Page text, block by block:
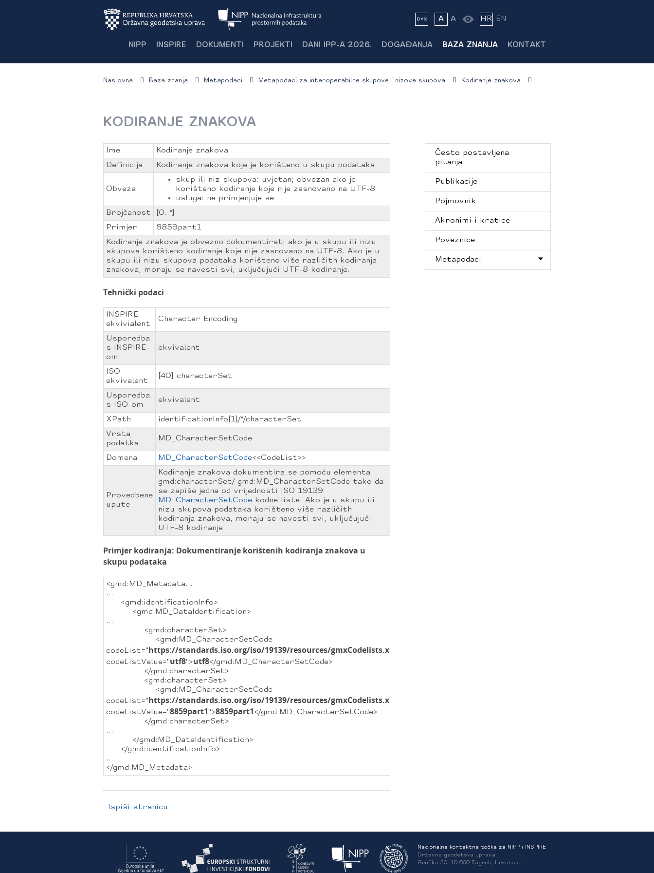
A A HR EN
NIPP INSPIRE DOKUMENTI PROJEKTI DANI IPP-A 2026. DOGAĐANJA BAZA ZNANJA KONTAKT
Naslovna Baza znanja Metapodaci Metapodaci za interoperabilne skupove i nizove skupova Kodiranje znakova
KODIRANJE ZNAKOVA
Ime
Kodiranje znakova
Definicija
Kodiranje znakova koje je korišteno u skupu podataka.
Obveza
skup ili niz skupova: uvjetan; obvezan ako je
korišteno kodiranje koje nije zasnovano na UTF-8
usluga: ne primjenjuje se
Brojčanost
[0..*]
Primjer
8859part1
Kodiranje znakova je obvezno dokumentirati ako je u skupu ili nizu
skupova korišteno kodiranje koje nije zasnovano na UTF-8. Ako je u
skupu ili nizu skupova podataka korišteno više različith kodiranja
znakova, moraju se navesti svi, uključujući UTF-8 kodiranje.
Tehnički podaci
INSPIRE
ekvivialent
Character Encoding
Usporedba
s INSPIRE-
om
ekvivalent
ISO
ekvivalent
[40] characterSet
Usporedba
s ISO-om
ekvivalent
XPath
identificationInfo[1]/*/characterSet
Vrsta
podatka
MD_CharacterSetCode
Domena MD_CharacterSetCode<<CodeList>>
Provedbene
upute
Kodiranje znakova dokumentira se pomoću elementa
gmd:characterSet/ gmd:MD_CharacterSetCode tako da
se zapiše jedna od vrijednosti ISO 19139
MD_CharacterSetCode kodne liste. Ako je u skupu ili
nizu skupova podataka korišteno više različith
kodiranja znakova, moraju se navesti svi, uključujući
UTF-8 kodiranje.
Primjer kodiranja: Dokumentiranje korištenih kodiranja znakova u
skupu podataka
<gmd:MD_Metadata...
...
<gmd:identificationInfo>
<gmd:MD_DataIdentification>
...
<gmd:characterSet>
<gmd:MD_CharacterSetCode
codeList="https://standards.iso.org/iso/19139/resources/gmxCodelists.xml#MD_CharacterSetCode
codeListValue="utf8">utf8</gmd:MD_CharacterSetCode>
</gmd:characterSet>
<gmd:characterSet>
<gmd:MD_CharacterSetCode
codeList="https://standards.iso.org/iso/19139/resources/gmxCodelists.xml#MD_CharacterSetCode
codeListValue="8859part1">8859part1</gmd:MD_CharacterSetCode>
</gmd:characterSet>
...
</gmd:MD_DataIdentification>
</gmd:identificationInfo>
...
</gmd:MD_Metadata>
Ispiši stranicu
Često postavljena
pitanja
Publikacije
Pojmovnik
Akronimi i kratice
Poveznice
Metapodaci
Nacionalna kontaktna točka za NIPP i INSPIRE
Državna geodetska uprava
Gruška 20, 10 000 Zagreb, Hrvatska